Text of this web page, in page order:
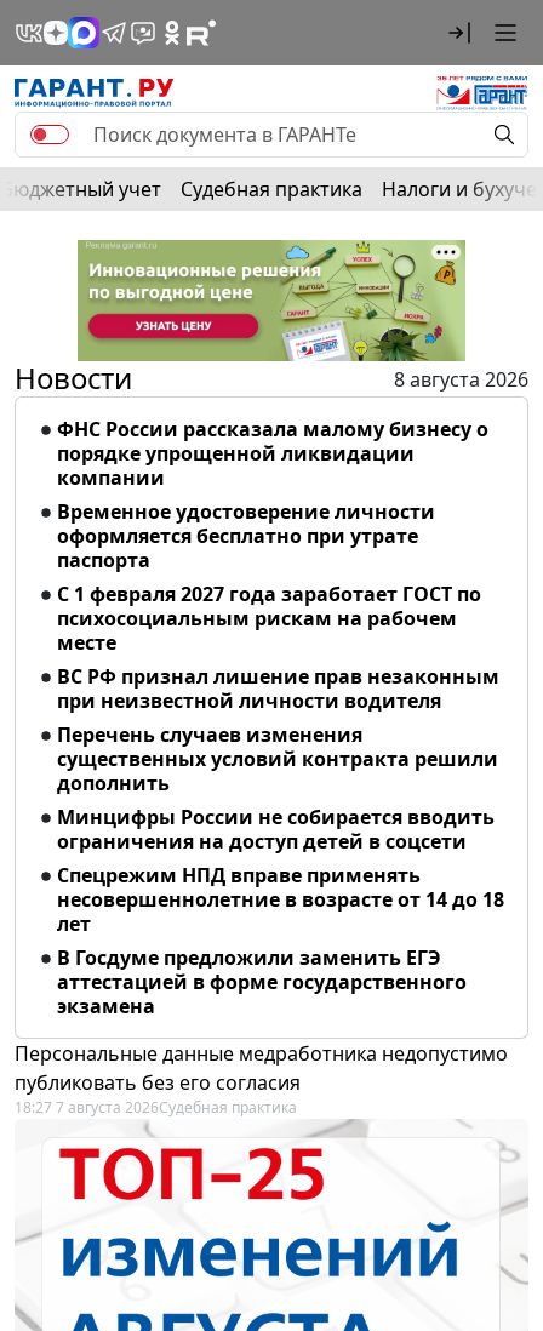
Бюджетный учет Судебная практика Налоги и
Новости
8 августа 2026
ФНС России рассказала малому бизнесу о
порядке упрощенной ликвидации
компании
Временное удостоверение личности
оформляется бесплатно при утрате
паспорта
С 1 февраля 2027 года заработает ГОСТ по
психосоциальным рискам на рабочем
месте
ВС РФ признал лишение прав незаконным
при неизвестной личности водителя
Перечень случаев изменения
существенных условий контракта решили
дополнить
Минцифры России не собирается вводить
ограничения на доступ детей в соцсети
Спецрежим НПД вправе применять
несовершеннолетние в возрасте от 14 до 18
лет
В Госдуме предложили заменить ЕГЭ
аттестацией в форме государственного
экзамена
Персональные данные медработника недопустимо
публиковать без его согласия
18:27 7 августа 2026Судебная практика